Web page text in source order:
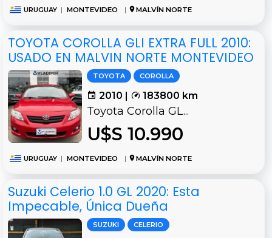
URUGUAY | MONTEVIDEO | MALVÍN NORTE
TOYOTA COROLLA GLI EXTRA FULL 2010:
USADO EN MALVIN NORTE MONTEVIDEO
TOYOTA COROLLA
2010 | 183800 km
Toyota Corolla GL...
U$S 10.990
URUGUAY | MONTEVIDEO | MALVÍN NORTE
Suzuki Celerio 1.0 GL 2020: Esta
Impecable, Única Dueña
SUZUKI CELERIO